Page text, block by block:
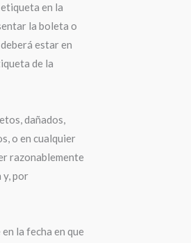
en la
la boleta o
estar en
de la
dañados,
o en cualquier
razonablemente
y, por
la fecha en que